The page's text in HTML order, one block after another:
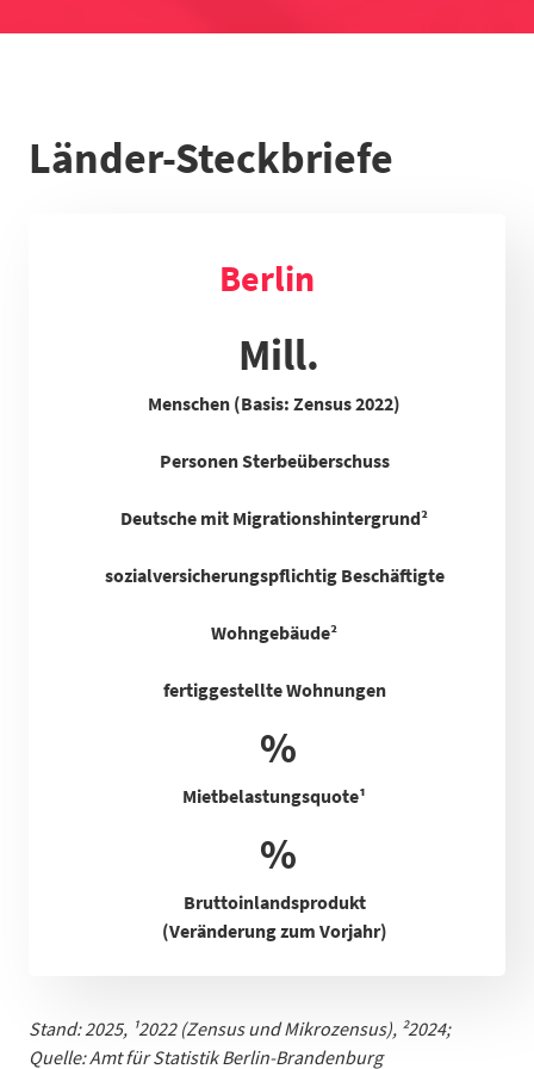
Länder-Steckbriefe
Berlin
Mill.
Menschen (Basis: Zensus 2022)
Personen Sterbeüberschuss
Deutsche mit Migrationshintergrund²
sozialversicherungspflichtig Beschäftigte
Wohngebäude²
fertiggestellte Wohnungen
%
Mietbelastungsquote¹
%
Bruttoinlandsprodukt
(Veränderung zum Vorjahr)
Stand: 2025, ¹2022 (Zensus und Mikrozensus), ²2024;
Quelle: Amt für Statistik Berlin-Brandenburg